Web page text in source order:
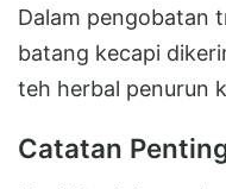
Dalam pengobatan
batang kecapi
teh herbal penurun
Catatan